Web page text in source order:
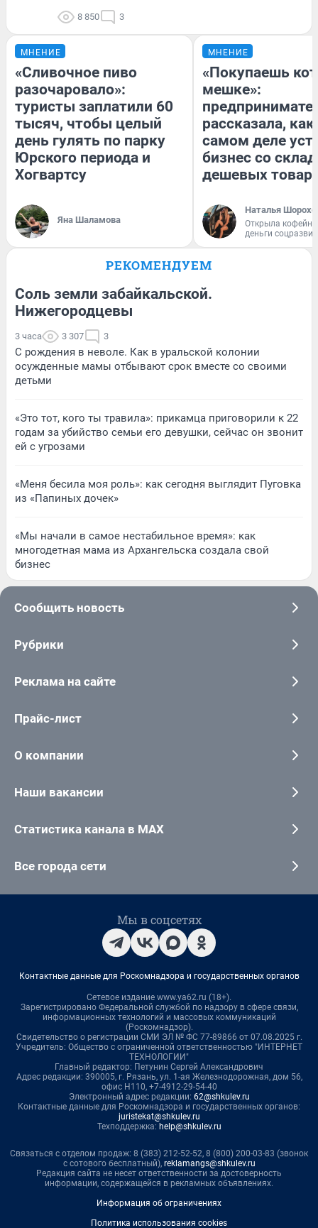
8 850 3
МНЕНИЕ
«Сливочное пиво
разочаровало»:
туристы заплатили 60
тысяч, чтобы целый
день гулять по парку
Юрского периода и
Хогвартсу
Яна Шаламова
МНЕНИЕ
«Покупаешь
мешке»:
рассказала, как
самом деле
бизнес со
дешевых
Наталья
Открыла
деньги
РЕКОМЕНДУЕМ
Соль земли забайкальской.
Нижегородцевы
3 часа 3 307 3
С рождения в неволе. Как в уральской колонии
осужденные мамы отбывают срок вместе со своими
детьми
«Это тот, кого ты травила»: прикамца приговорили к 22
годам за убийство семьи его девушки, сейчас он звонит
ей с угрозами
«Меня бесила моя роль»: как сегодня выглядит Пуговка
из «Папиных дочек»
«Мы начали в самое нестабильное время»: как
многодетная мама из Архангельска создала свой
бизнес
Сообщить новость
Рубрики
Реклама на сайте
Прайс-лист
О компании
Наши вакансии
Статистика канала в MAX
Все города сети
Мы в соцсетях
Контактные данные для Роскомнадзора и государственных органов
Сетевое издание www.ya62.ru (18+).
Зарегистрировано Федеральной службой по надзору в сфере связи,
информационных технологий и массовых коммуникаций
(Роскомнадзор).
Свидетельство о регистрации СМИ ЭЛ № ФС 77-89866 от 07.08.2025 г.
Учредитель: Общество с ограниченной ответственностью "ИНТЕРНЕТ
ТЕХНОЛОГИИ"
Главный редактор: Петунин Сергей Александрович
Адрес редакции: 390005, г. Рязань, ул. 1-ая Железнодорожная, дом 56,
офис Н110, +7-4912-29-54-40
Электронный адрес редакции: 62@shkulev.ru
Контактные данные для Роскомнадзора и государственных органов:
juristekat@shkulev.ru
Техподдержка: help@shkulev.ru
Связаться с отделом продаж: 8 (383) 212-52-52, 8 (800) 200-03-83 (звонок
с сотового бесплатный), reklamangs@shkulev.ru
Редакция сайта не несет ответственности за достоверность
информации, содержащейся в рекламных объявлениях.
Информация об ограничениях
Политика использования cookies